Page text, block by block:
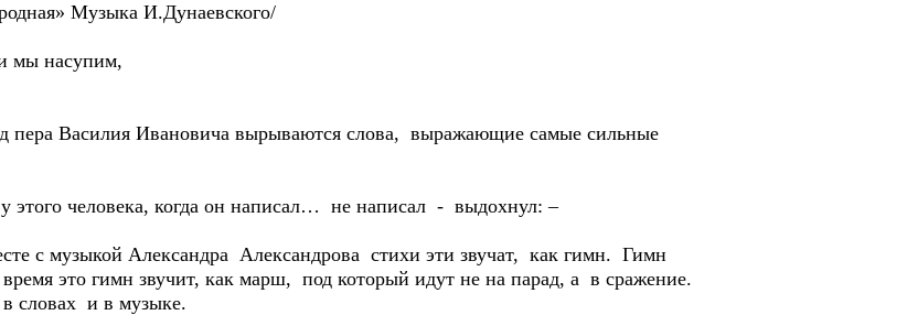
Музыка И.Дунаевского/
мы насупим,
пера Василия Ивановича вырываются слова, выражающие самые сильные
этого человека, когда он написал… не написал - выдохнул: –
с музыкой Александра Александрова стихи эти звучат, как гимн. Гимн
это гимн звучит, как марш, под который идут не на парад, а в сражение.
словах и в музыке.